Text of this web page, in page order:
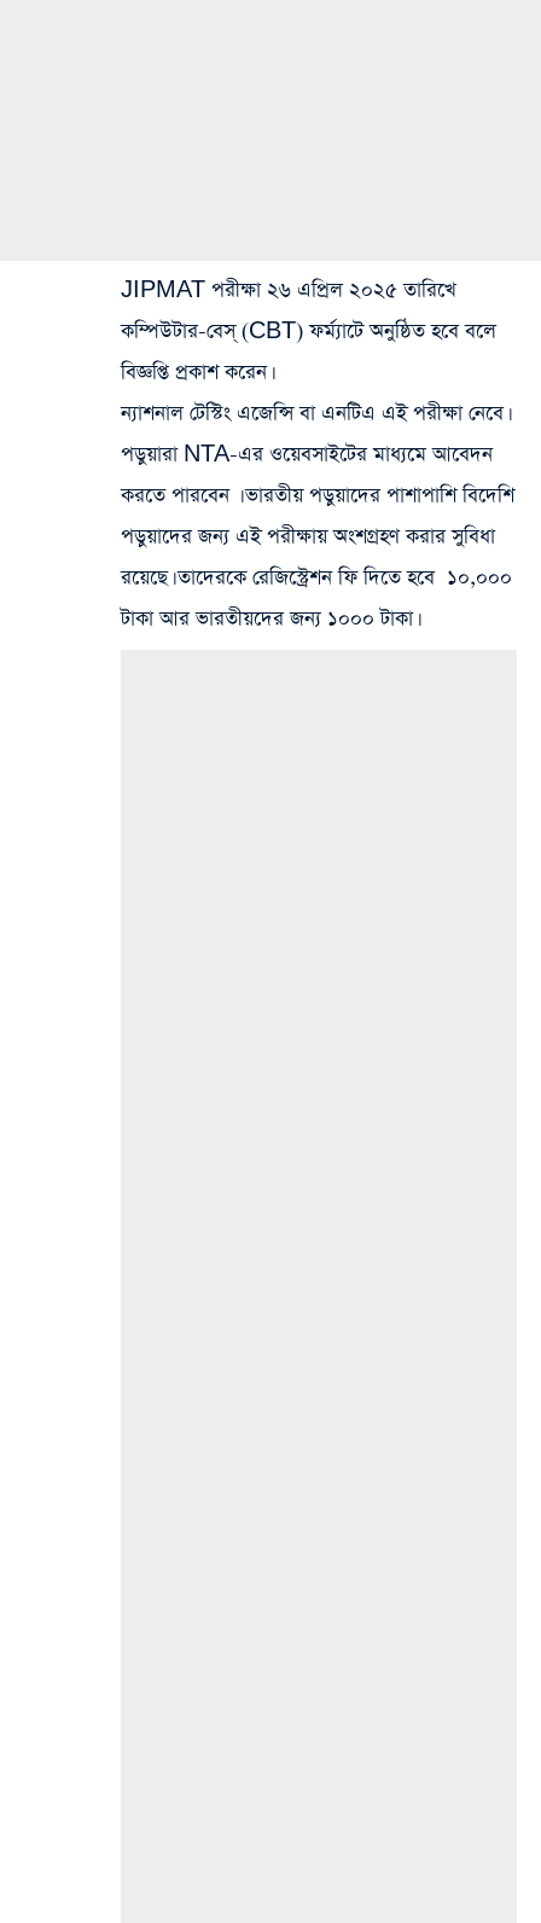
JIPMAT পরীক্ষা ২৬ এপ্রিল ২০২৫ তারিখে
কম্পিউটার-বেস্ (CBT) ফর্ম্যাটে অনুষ্ঠিত হবে বলে
বিজ্ঞপ্তি প্রকাশ করেন।
ন্যাশনাল টেস্টিং এজেন্সি বা এনটিএ এই পরীক্ষা নেবে।
পড়ুয়ারা NTA-এর ওয়েবসাইটের মাধ্যমে আবেদন
করতে পারবেন । ভারতীয় পড়ুয়াদের পাশাপাশি বিদেশি
পড়ুয়াদের জন্য এই পরীক্ষায় অংশগ্রহণ করার সুবিধা
রয়েছে। তাদেরকে রেজিস্ট্রেশন ফি দিতে হবে ১০,০০০
টাকা আর ভারতীয়দের জন্য ১০০০ টাকা।